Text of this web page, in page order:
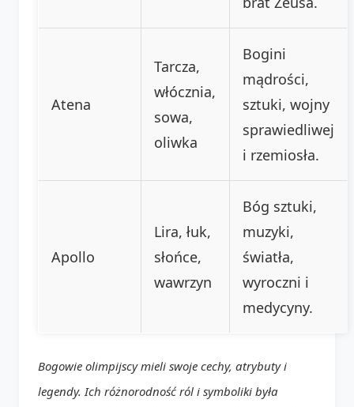
Atena
Tarcza,
włócznia,
sowa,
oliwka
Bogini
mądrości,
sztuki, wojny
sprawiedliwej
i rzemiosła.
Apollo
Lira, łuk,
słońce,
wawrzyn
Bóg sztuki,
muzyki,
światła,
wyroczni i
medycyny.
Bogowie olimpijscy mieli swoje cechy, atrybuty i
legendy. Ich różnorodność ról i symboliki była